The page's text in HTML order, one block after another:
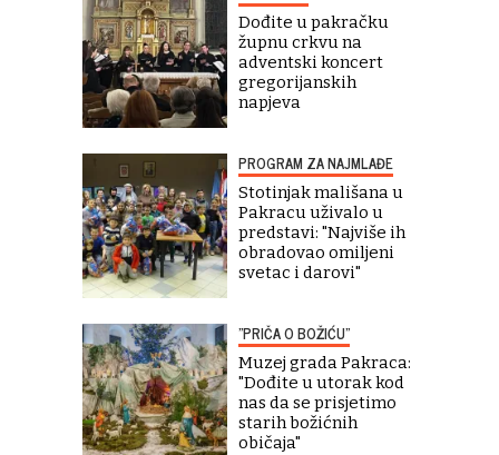
Dođite u pakračku
župnu crkvu na
adventski koncert
gregorijanskih
napjeva
PROGRAM ZA NAJMLAĐE
Stotinjak mališana u
Pakracu uživalo u
predstavi: "Najviše ih
obradovao omiljeni
svetac i darovi"
"PRIČA O BOŽIĆU"
Muzej grada Pakraca:
"Dođite u utorak kod
nas da se prisjetimo
starih božićnih
običaja"